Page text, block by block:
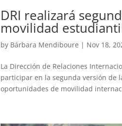
DRI realizará
movilidad
by Bárbara Mendiboure | Nov 18,
La Dirección de Relaciones
participar en la segunda versión de
oportunidades de movilidad